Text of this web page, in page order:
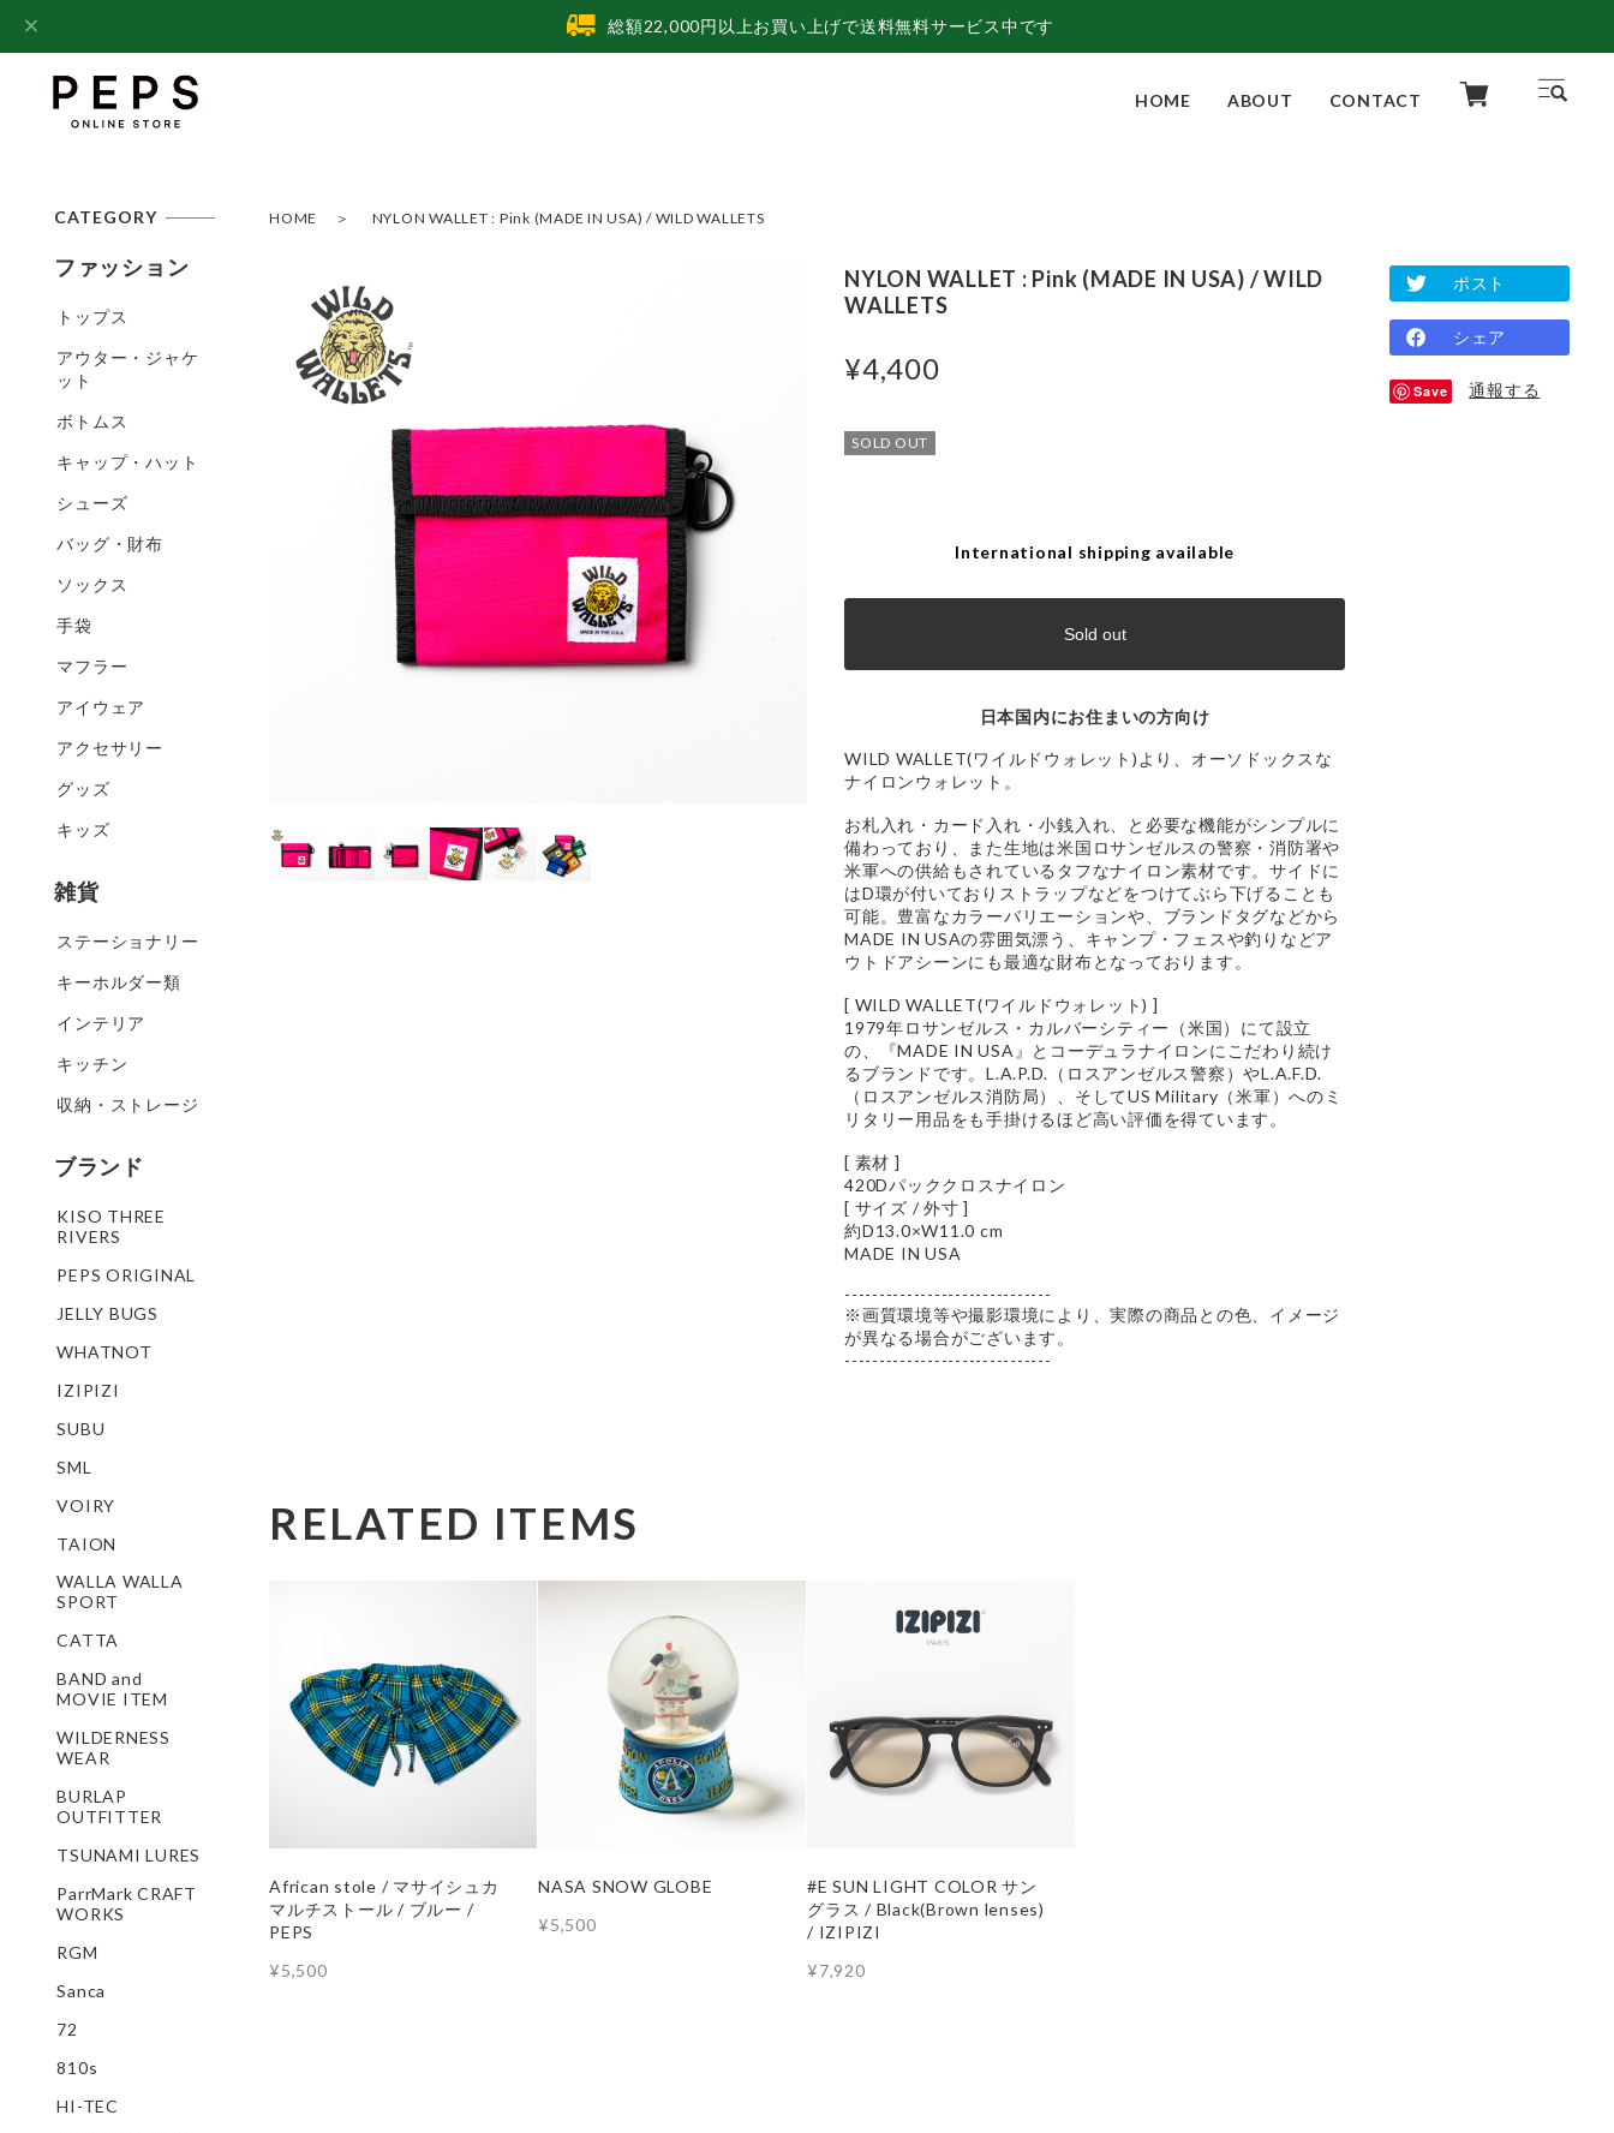
総額22,000円以上お買い上げで送料無料サービス中です
HOME ABOUT CONTACT
HOME NYLON WALLET : Pink (MADE IN USA) / WILD WALLETS
NYLON WALLET : Pink (MADE IN USA) / WILD
WALLETS
¥4,400
SOLD OUT
International shipping available
Sold out
日本国内にお住まいの方向け
WILD WALLET(ワイルドウォレット)より、オーソドックスな
ナイロンウォレット。
お札入れ・カード入れ・小銭入れ、と必要な機能がシンプルに
備わっており、また生地は米国ロサンゼルスの警察・消防署や
米軍への供給もされているタフなナイロン素材です。サイドに
はD環が付いておりストラップなどをつけてぶら下げることも
可能。豊富なカラーバリエーションや、ブランドタグなどから
MADE IN USAの雰囲気漂う、キャンプ・フェスや釣りなどア
ウトドアシーンにも最適な財布となっております。
[ WILD WALLET(ワイルドウォレット) ]
1979年ロサンゼルス・カルバーシティー（米国）にて設立
の、『MADE IN USA』とコーデュラナイロンにこだわり続け
るブランドです。L.A.P.D.（ロスアンゼルス警察）やL.A.F.D.
（ロスアンゼルス消防局）、そしてUS Military（米軍）へのミ
リタリー用品をも手掛けるほど高い評価を得ています。
[ 素材 ]
420Dパッククロスナイロン
[ サイズ / 外寸 ]
約D13.0×W11.0 cm
MADE IN USA
------------------------------
※画質環境等や撮影環境により、実際の商品との色、イメージ
が異なる場合がございます。
------------------------------
ポスト
シェア
Save 通報する
RELATED ITEMS
African stole / マサイシュカ
マルチストール / ブルー /
PEPS
¥5,500
NASA SNOW GLOBE
¥5,500
#E SUN LIGHT COLOR サン
グラス / Black(Brown lenses)
/ IZIPIZI
¥7,920
CATEGORY
ファッション
トップス
アウター・ジャケ
ット
ボトムス
キャップ・ハット
シューズ
バッグ・財布
ソックス
手袋
マフラー
アイウェア
アクセサリー
グッズ
キッズ
雑貨
ステーショナリー
キーホルダー類
インテリア
キッチン
収納・ストレージ
ブランド
KISO THREE
RIVERS
PEPS ORIGINAL
JELLY BUGS
WHATNOT
IZIPIZI
SUBU
SML
VOIRY
TAION
WALLA WALLA
SPORT
CATTA
BAND and
MOVIE ITEM
WILDERNESS
WEAR
BURLAP
OUTFITTER
TSUNAMI LURES
ParrMark CRAFT
WORKS
RGM
Sanca
72
810s
HI-TEC